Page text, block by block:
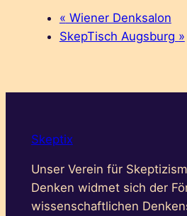
« Wiener Denksalon
SkepTisch Augsburg »
Skeptix
Unser Verein für
Denken widmet sich der
wissenschaftlichen